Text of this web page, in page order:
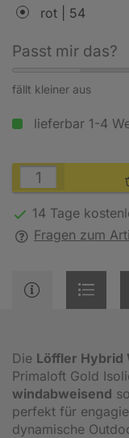
rot | 54
Passt mir das?
fällt kleiner aus
lieferbar 1-4
14 Tage
Fragen zum
Die Löffler Hybrid
Primaloft Gold
windabweisend
perfekt für
dynamische